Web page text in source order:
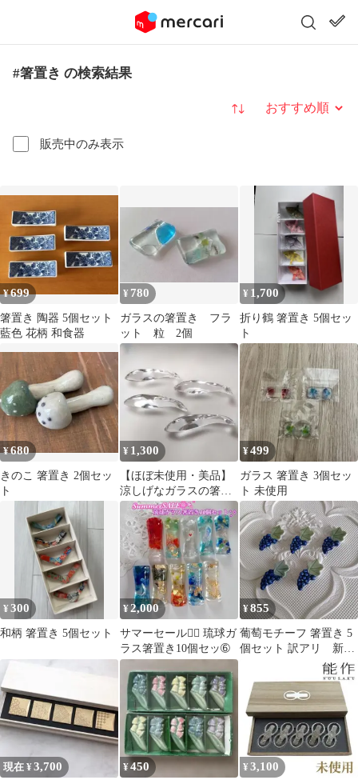
#箸置き の検索結果
販売中のみ表示
並び替え
¥699
箸置き 陶器 5個セット
藍色 花柄 和食器
¥ 780
ガラスの箸置き フラ
ット 粒 2個
¥ 1,700
折り鶴 箸置き 5個セッ
ト
¥680
きのこ 箸置き 2個セッ
ト
¥ 1,300
【ほぼ未使用・美品】
涼しげなガラスの箸置
き 4個セット カトラリ
ーレスト
¥499
ガラス 箸置き 3個セッ
ト 未使用
¥300
和柄 箸置き 5個セット
¥2,000
サマーセール❁⃘ 琉球ガ
ラス箸置き10個セッ➅
¥855
葡萄モチーフ 箸置き 5
個セット 訳アリ 新品
現在 ¥3,700 ¥450 ¥ 3,100